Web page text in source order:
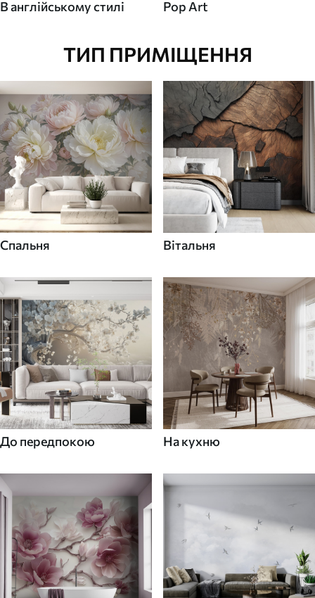
В англійському стилі Pop Art
ТИП ПРИМІЩЕННЯ
Спальня Вітальня
До передпокою На кухню